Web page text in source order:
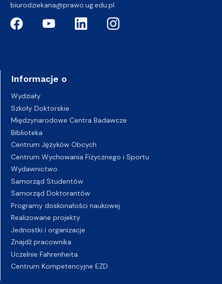
biurodziekana@prawo.ug.edu.pl
Informacje o
Wydziały
Szkoły Doktorskie
Międzynarodowe Centra Badawcze
Biblioteka
Centrum Języków Obcych
Centrum Wychowania Fizycznego i Sportu
Wydawnictwo
Samorząd Studentów
Samorząd Doktorantów
Programy doskonałości naukowej
Realizowane projekty
Jednostki i organizacje
Znajdź pracownika
Uczelnie Fahrenheita
Centrum Kompetencyjne EZD